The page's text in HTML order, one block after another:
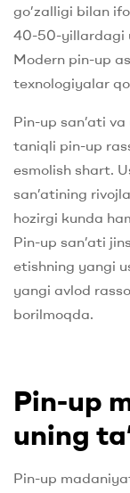
go’zalligi bilan
40-50-yillardagi
Modern pin-up
texnologiyalar
Pin-up san’ati
taniqli pin-up
esmolish shart.
san’atining
hozirgi kunda
Pin-up san’ati
etishning yangi
yangi avlod
borilmoqda.
Pin-up
uning
Pin-up